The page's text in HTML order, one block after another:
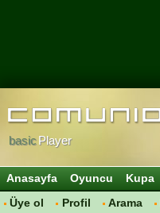
basicPlayer
Anasayfa Oyuncu Kupa
Üye ol
Profil Arama